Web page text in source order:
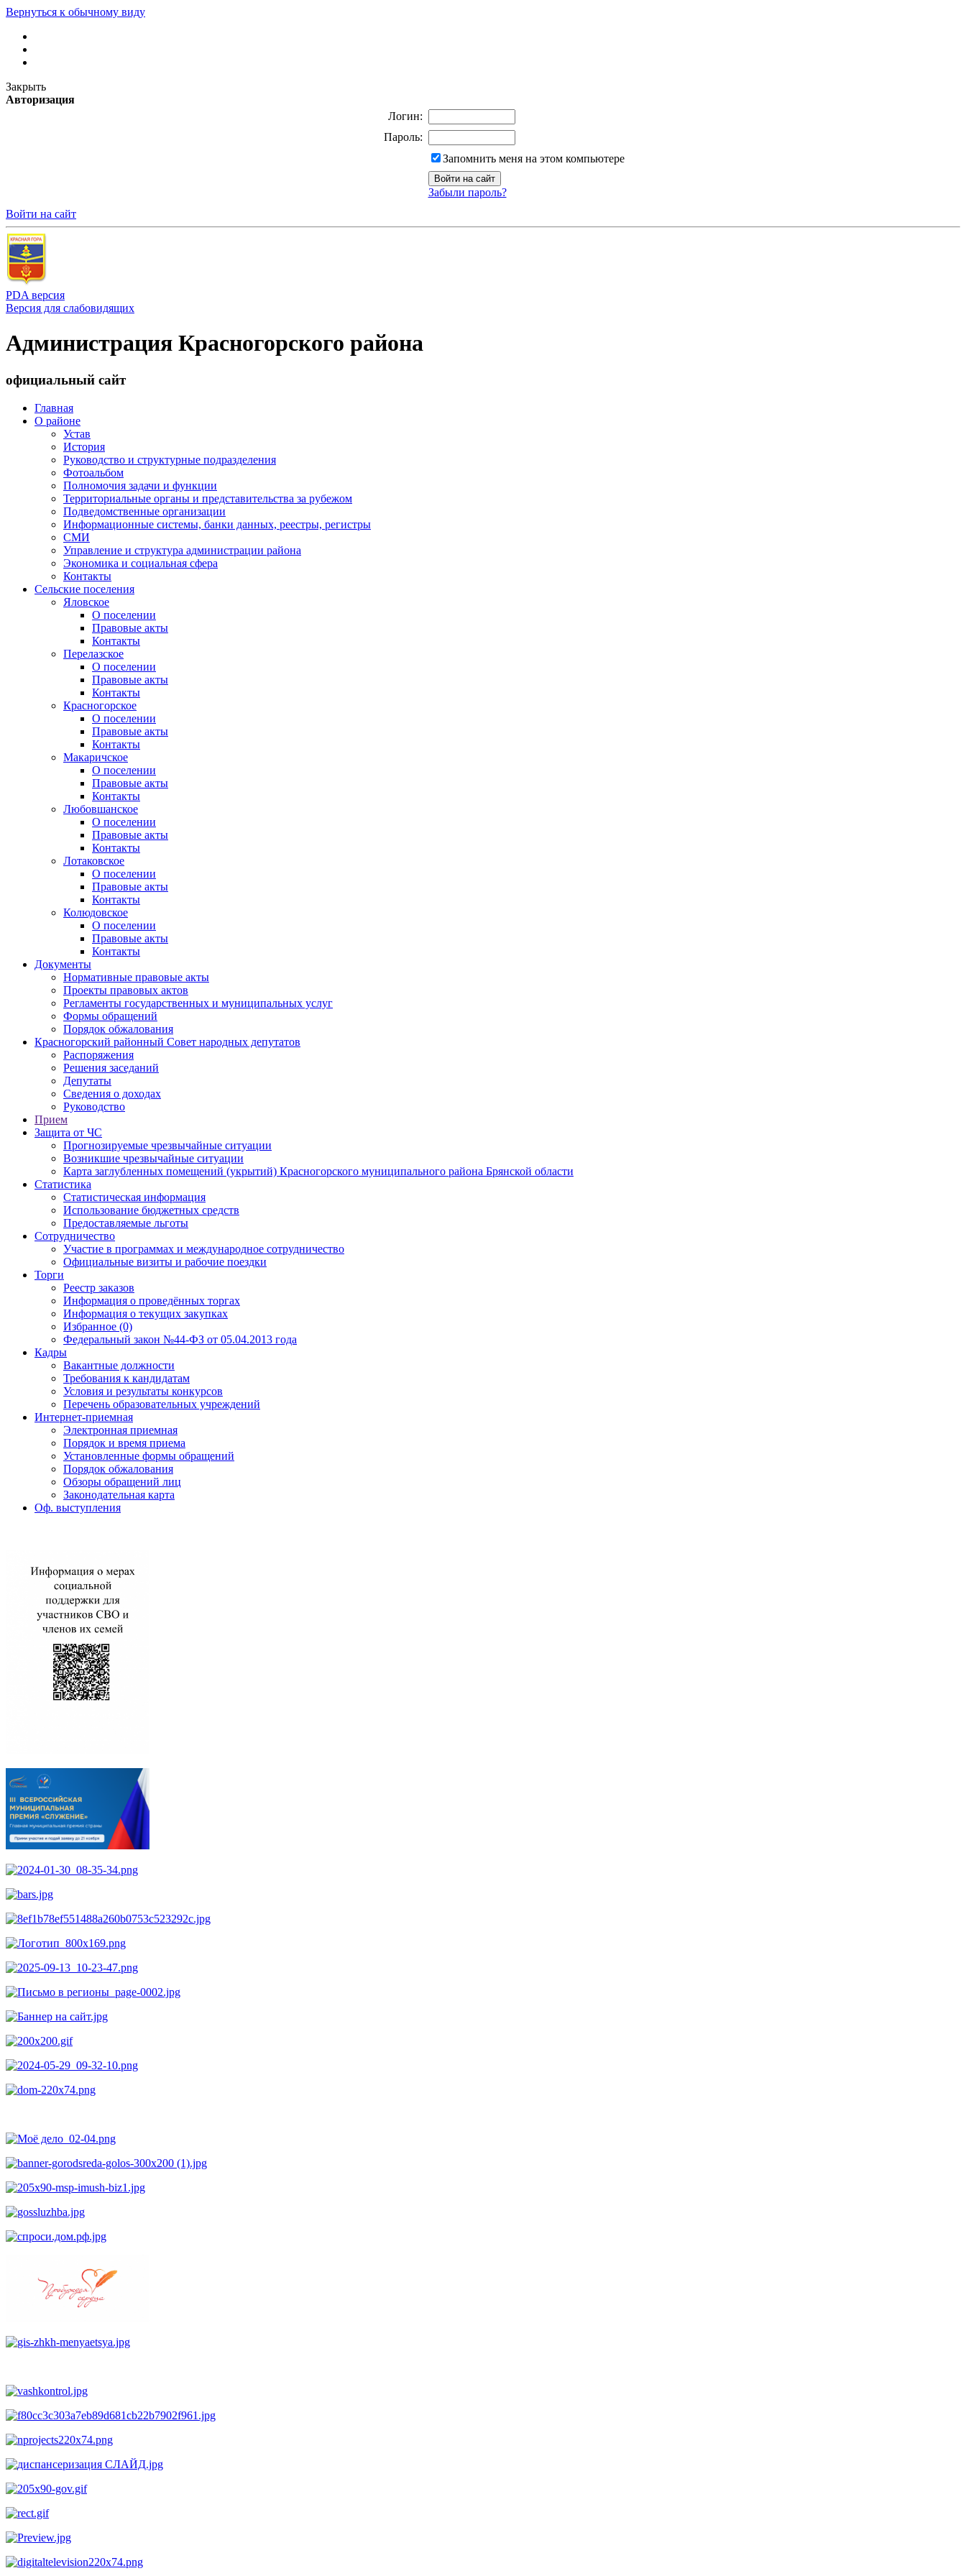
Вернуться к обычному виду
Закрыть
Авторизация
Логин:
Пароль:
Запомнить меня на этом компьютере
Забыли пароль?
Войти на сайт
PDA версия
Версия для слабовидящих
Администрация Красногорского района
официальный сайт
Главная
О районе
Устав
История
Руководство и структурные подразделения
Фотоальбом
Полномочия задачи и функции
Территориальные органы и представительства за рубежом
Подведомственные организации
Информационные системы, банки данных, реестры, регистры
СМИ
Управление и структура администрации района
Экономика и социальная сфера
Контакты
Сельские поселения
Яловское
О поселении
Правовые акты
Контакты
Перелазское
О поселении
Правовые акты
Контакты
Красногорское
О поселении
Правовые акты
Контакты
Макаричское
О поселении
Правовые акты
Контакты
Любовшанское
О поселении
Правовые акты
Контакты
Лотаковское
О поселении
Правовые акты
Контакты
Колюдовское
О поселении
Правовые акты
Контакты
Документы
Нормативные правовые акты
Проекты правовых актов
Регламенты государственных и муниципальных услуг
Формы обращений
Порядок обжалования
Красногорский районный Совет народных депутатов
Распоряжения
Решения заседаний
Депутаты
Сведения о доходах
Руководство
Прием
Защита от ЧС
Прогнозируемые чрезвычайные ситуации
Возникшие чрезвычайные ситуации
Карта заглубленных помещений (укрытий) Красногорского муниципального района Брянской области
Статистика
Статистическая информация
Использование бюджетных средств
Предоставляемые льготы
Сотрудничество
Участие в программах и международное сотрудничество
Официальные визиты и рабочие поездки
Торги
Реестр заказов
Информация о проведённых торгах
Информация о текущих закупках
Избранное (0)
Федеральный закон №44-ФЗ от 05.04.2013 года
Кадры
Вакантные должности
Требования к кандидатам
Условия и результаты конкурсов
Перечень образовательных учреждений
Интернет-приемная
Электронная приемная
Порядок и время приема
Установленные формы обращений
Порядок обжалования
Обзоры обращений лиц
Законодательная карта
Оф. выступления